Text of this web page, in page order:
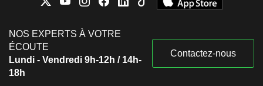
NOS EXPERTS À VOTRE
ÉCOUTE
Lundi - Vendredi 9h-12h / 14h-
18h
Contactez-nous